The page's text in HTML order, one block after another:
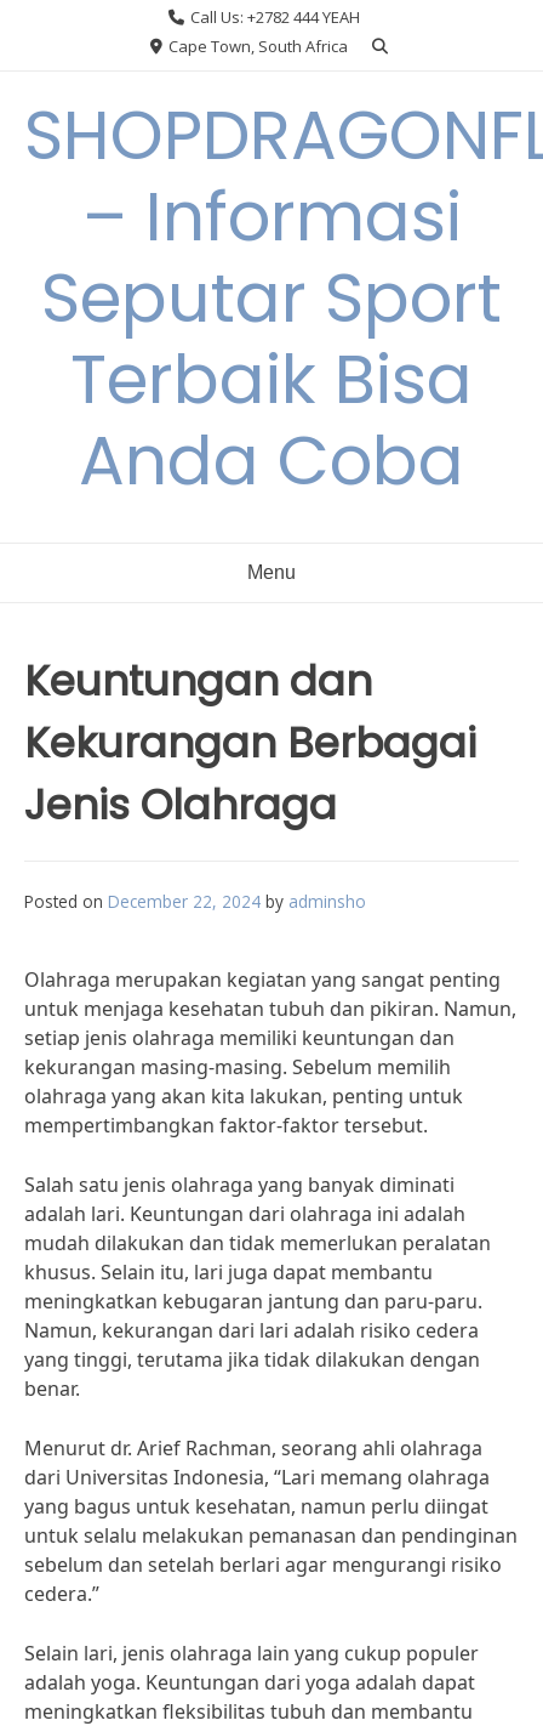
Call Us: +2782 444 YEAH
Cape Town, South Africa
– Informasi
Seputar Sport
Terbaik Bisa
Anda Coba
Menu
Keuntungan dan
Kekurangan Berbagai
Jenis Olahraga
Posted on December 22, 2024 by adminsho
Olahraga merupakan kegiatan yang sangat penting
untuk menjaga kesehatan tubuh dan pikiran. Namun,
setiap jenis olahraga memiliki keuntungan dan
kekurangan masing-masing. Sebelum memilih
olahraga yang akan kita lakukan, penting untuk
mempertimbangkan faktor-faktor tersebut.
Salah satu jenis olahraga yang banyak diminati
adalah lari. Keuntungan dari olahraga ini adalah
mudah dilakukan dan tidak memerlukan peralatan
khusus. Selain itu, lari juga dapat membantu
meningkatkan kebugaran jantung dan paru-paru.
Namun, kekurangan dari lari adalah risiko cedera
yang tinggi, terutama jika tidak dilakukan dengan
benar.
Menurut dr. Arief Rachman, seorang ahli olahraga
dari Universitas Indonesia, “Lari memang olahraga
yang bagus untuk kesehatan, namun perlu diingat
untuk selalu melakukan pemanasan dan pendinginan
sebelum dan setelah berlari agar mengurangi risiko
cedera.”
Selain lari, jenis olahraga lain yang cukup populer
adalah yoga. Keuntungan dari yoga adalah dapat
meningkatkan fleksibilitas tubuh dan membantu